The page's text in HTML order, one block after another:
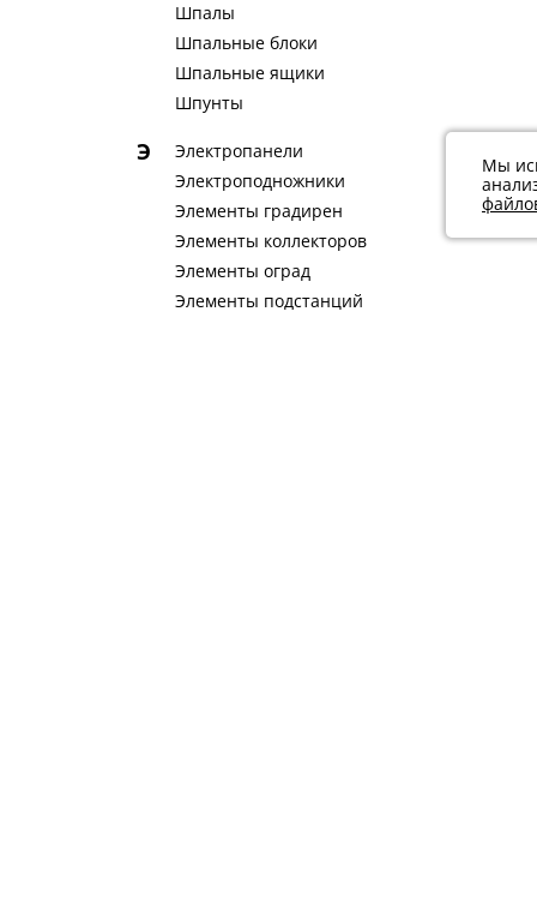
Шпалы
Шпальные блоки
Шпальные ящики
Шпунты
Э
Электропанели
Электроподножники
Элементы градирен
Элементы коллекторов
Элементы оград
Элементы подстанций
Мы